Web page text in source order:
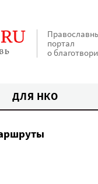
портал
о
ДЛЯ НКО